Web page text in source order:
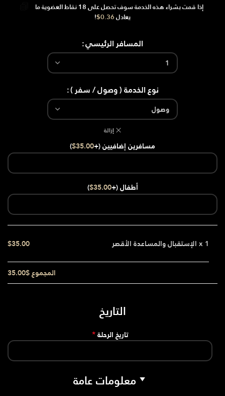
إذا قمت بشراء هذه الخدمة سوف تحصل على18نقاط العضوية ما
يعادل
$0.36
!
المسافر الرئيسي
نوع الخدمة ( وصول / سفر )
إزالة
مسافرين إضافيين (+ $35.00
)
أطفال (+ $35.00
)
x 1الإستقبال والمساعدة الأقصر $35.00
المجموع$35.00
التاريخ
تاريخ الرحلة*
معلومات عامة